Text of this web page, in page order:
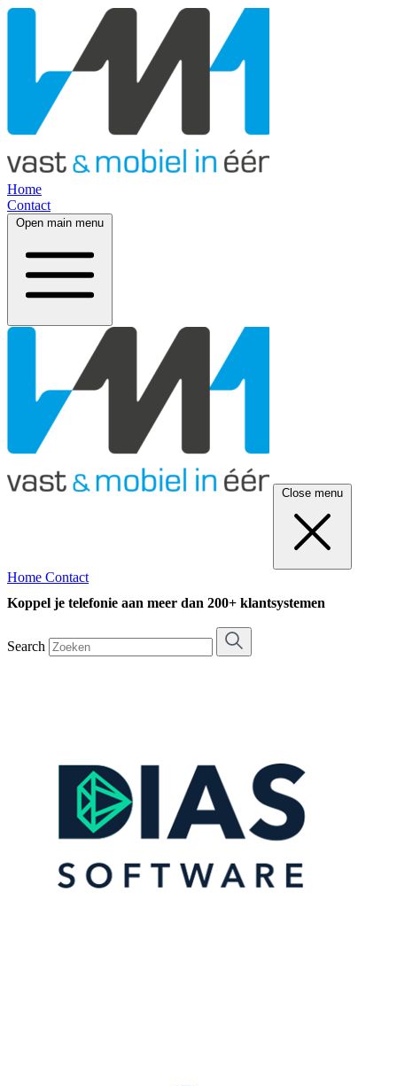
Home
Contact
Open main menu
Close menu
Home Contact
Koppel je telefonie aan meer dan 200+ klantsystemen
Search